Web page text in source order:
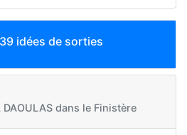
idées de sorties
DAOULAS dans le Finistère